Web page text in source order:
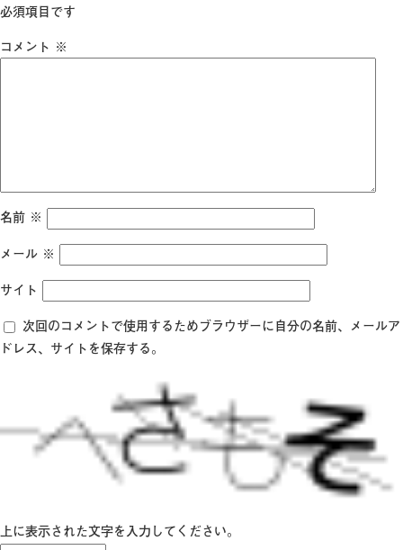
必須項目です
コメント ※
名前 ※
メール ※
サイト
次回のコメントで使用するためブラウザーに自分の名前、メールア
ドレス、サイトを保存する。
上に表示された文字を入力してください。